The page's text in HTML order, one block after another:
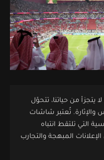
يتجزأ من حياتنا، تتحوّل
والإثارة. تُعتبر شاشات
التي تلتقط انتباه
المبهجة والتجارب